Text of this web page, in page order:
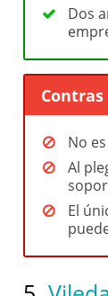
Dos
Contras
No
Al
El